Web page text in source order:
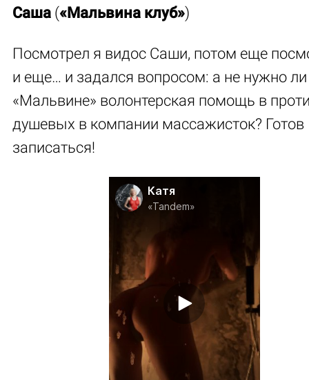
Саша («Мальвина клуб»)
Посмотрел я видос Саши, потом еще
и еще… и задался вопросом: а не нужно ли
«Мальвине» волонтерская помощь в
душевых в компании массажисток? Готов
записаться!
Катя
«Tandem»